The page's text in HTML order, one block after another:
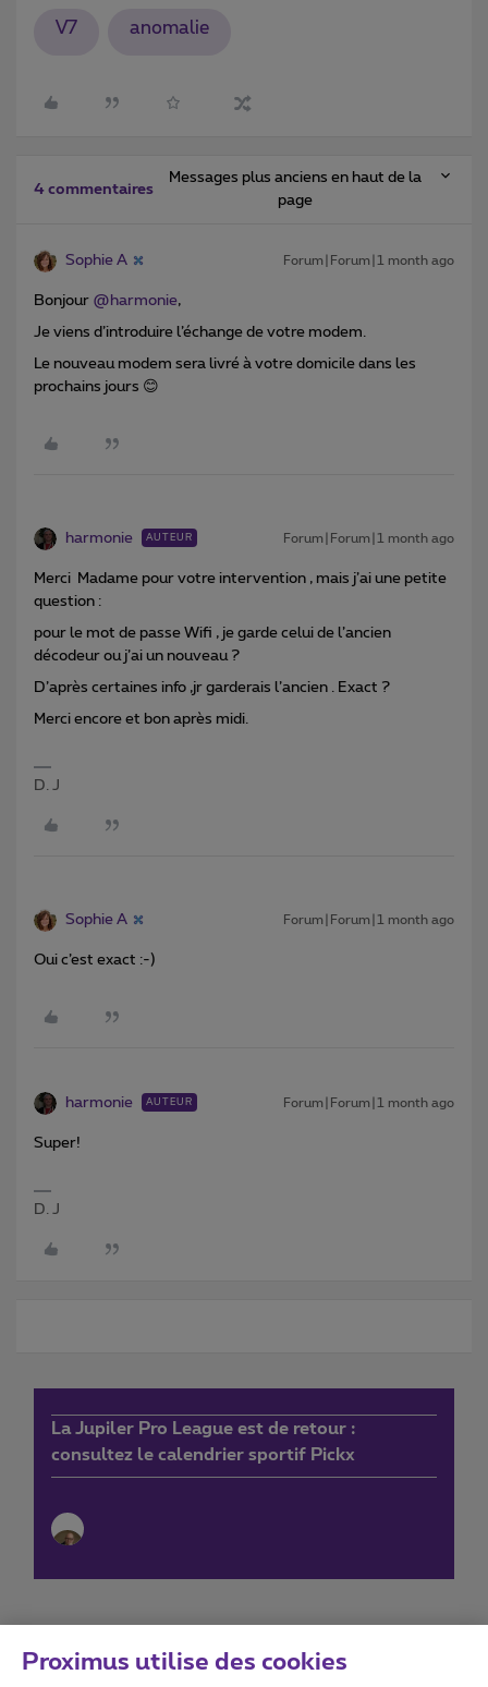
V7 anomalie
4 commentaires
Messages plus anciens en haut de la
page
Sophie A Forum|Forum|1 month ago
Bonjour ​ @harmonie,
Je viens d’introduire l’échange de votre modem.
Le nouveau modem sera livré à votre domicile dans les
prochains jours 😊
harmonie AUTEUR Forum|Forum|1 month ago
Merci Madame pour votre intervention , mais j’ai une petite
question :
pour le mot de passe Wifi , je garde celui de l’ancien
décodeur ou j’ai un nouveau ?
D’après certaines info ,jr garderais l’ancien . Exact ?
Merci encore et bon après midi.
D. J
Sophie A Forum|Forum|1 month ago
Oui c’est exact :-)
harmonie AUTEUR Forum|Forum|1 month ago
Super!
D. J
La Jupiler Pro League est de retour :
consultez le calendrier sportif Pickx
Proximus utilise des cookies